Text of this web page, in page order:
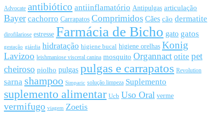
Advocate antibiótico antiinflamatório Antipulgas articulação
Bayer cachorro Carrapatos Comprimidos Cães cão dermatite
dirofilariose estresse Farmácia de Bicho gato gatos
gestação giárdia hidratação higiene bucal higiene orelhas Konig
Lavizoo leishmaniose visceral canina mosquito Organnact otite pet
cheiroso piolho pulgas pulgas e carrapatos Revolution
sarna shampoo Simparic solução limpeza Suplemento
suplemento alimentar Ucb Uso Oral verme
vermifugo viagem Zoetis